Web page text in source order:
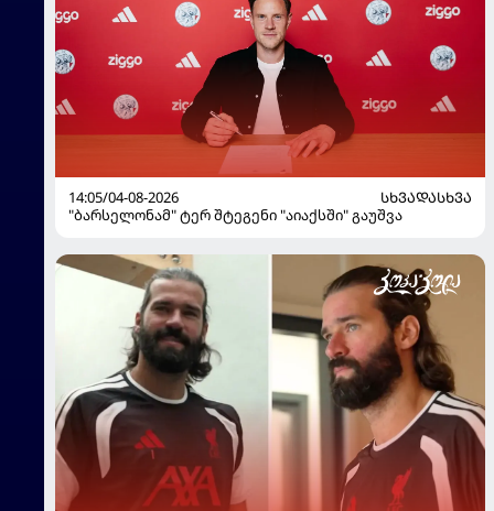
14:05/04-08-2026
ᲡᲮᲕᲐᲓᲐᲡᲮᲕᲐ
"ბარსელონამ" ტერ შტეგენი "აიაქსში" გაუშვა